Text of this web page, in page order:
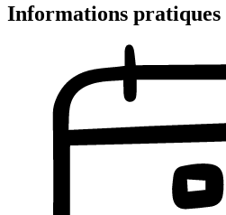
Informations pratiques